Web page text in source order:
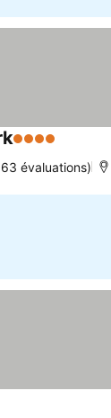
4 Étoiles
évaluations)